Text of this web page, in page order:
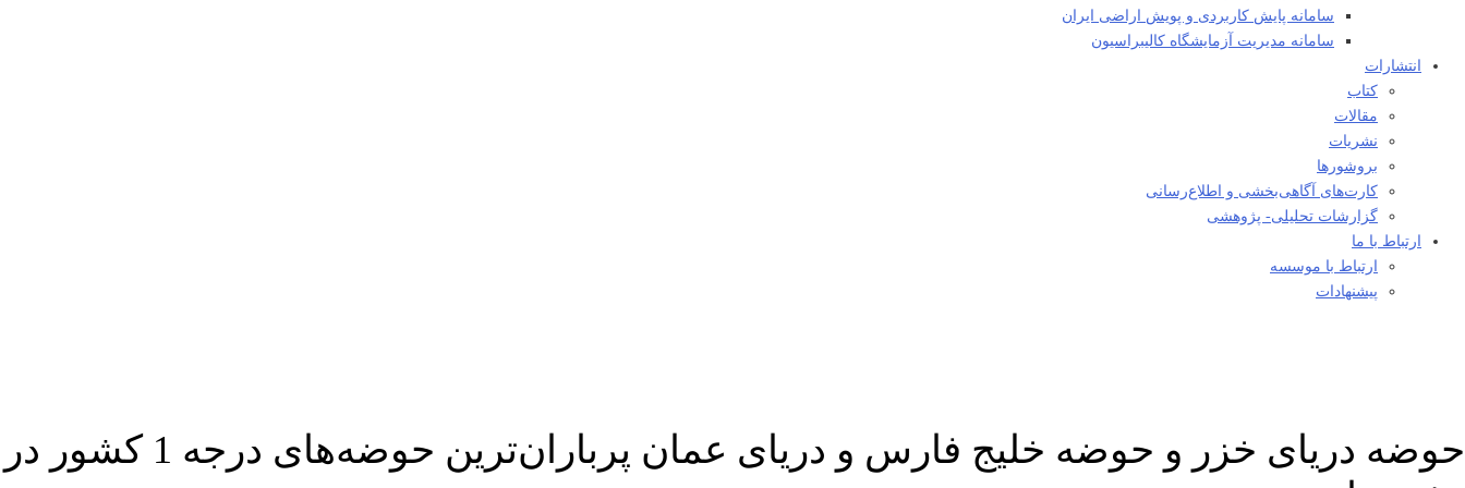
سامانه پایش کاربردی و پویش اراضی ایران
سامانه مدیریت آزمایشگاه کالیبراسیون
انتشارات
کتاب
مقالات
نشریات
بروشورها
کارت‌های آگاهی‌بخشی و اطلاع‌رسانی
گزارشات تحلیلی- پژوهشی
ارتباط با ما
ارتباط با موسسه
پیشنهادات
حوضه دریای خزر و حوضه خلیج فارس و دریای عمان پرباران‌ترین حوضه‌های‌‌ درجه 1 کشور در